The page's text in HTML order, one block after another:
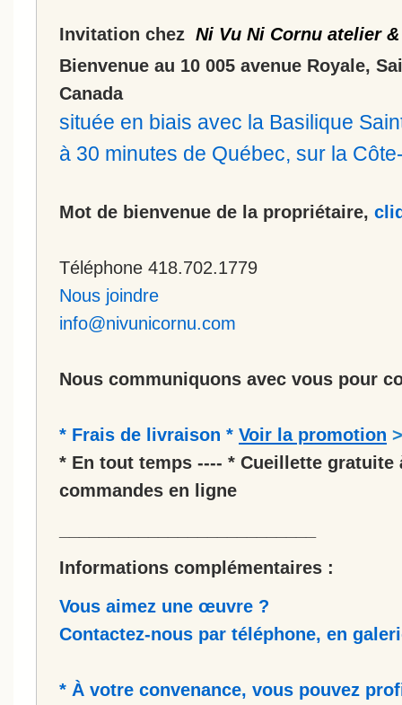
Invitation chez Ni Vu Ni Cornu atelier
Bienvenue au 10 005 avenue Royale,
Canada
située en biais avec la Basilique
à 30 minutes de Québec, sur la
Mot de bienvenue de la propriétaire,
Téléphone 418.702.1779
Nous joindre
info@nivunicornu.com
Nous communiquons avec vous pour
* Frais de livraison * Voir la promotion >
* En tout temps ---- * Cueillette gratuite
commandes en ligne
Informations complémentaires :
Vous aimez une œuvre ?
Contactez-nous par téléphone, en
* À votre convenance, vous pouvez